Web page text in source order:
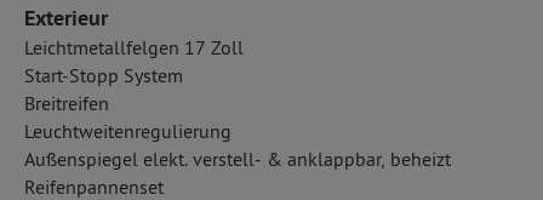
Exterieur
Leichtmetallfelgen 17 Zoll
Start-Stopp System
Breitreifen
Leuchtweitenregulierung
Außenspiegel elekt. verstell- & anklappbar, beheizt
Reifenpannenset